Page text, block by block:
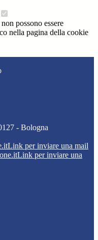
possono essere
nella pagina della cookie
- Bologna
Link per inviare una mail
Link per inviare una